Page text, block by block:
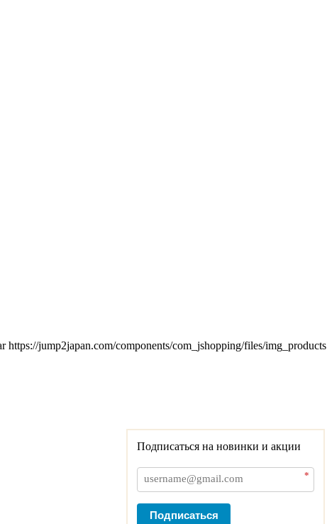
https://jump2japan.com/components/com_jshopping/files/img_products
Подписаться на новинки и акции
*
Подписаться